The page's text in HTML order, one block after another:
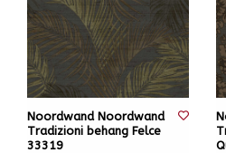
Noordwand Noordwand
Tradizioni behang Felce
33319